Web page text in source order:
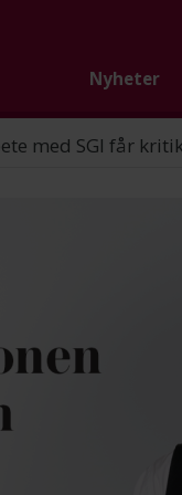
Nyheter
2026-06-25